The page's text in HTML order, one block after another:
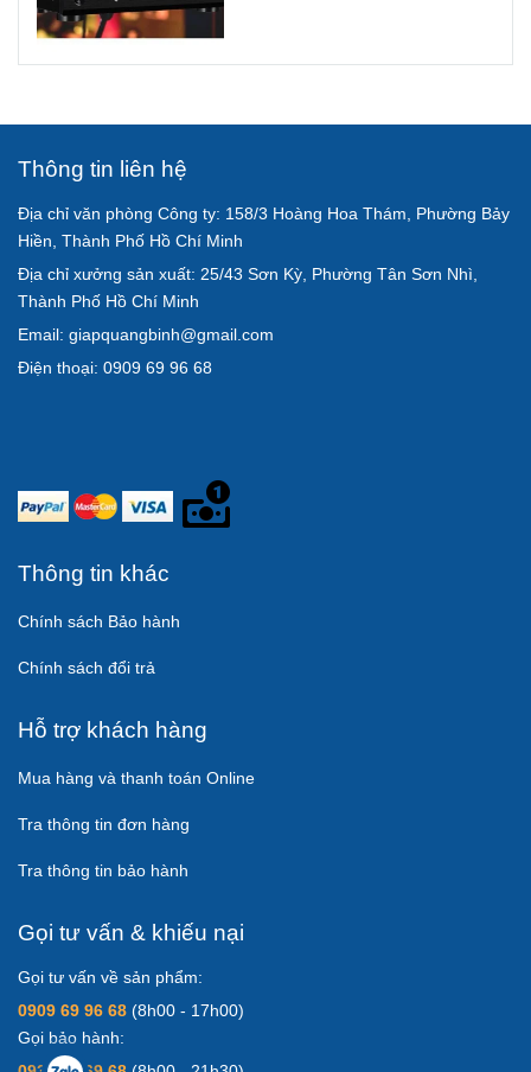
Thông tin liên hệ
Địa chỉ văn phòng Công ty: 158/3 Hoàng Hoa Thám, Phường Bảy
Hiền, Thành Phố Hồ Chí Minh
Địa chỉ xưởng sản xuất: 25/43 Sơn Kỳ, Phường Tân Sơn Nhì,
Thành Phố Hồ Chí Minh
Email: giapquangbinh@gmail.com
Điện thoại: 0909 69 96 68
Thông tin khác
Chính sách Bảo hành
Chính sách đổi trả
Hỗ trợ khách hàng
Mua hàng và thanh toán Online
Tra thông tin đơn hàng
Tra thông tin bảo hành
Gọi tư vấn & khiếu nại
Gọi tư vấn về sản phẩm:
0909 69 96 68 (8h00 - 17h00)
Gọi bảo hành: